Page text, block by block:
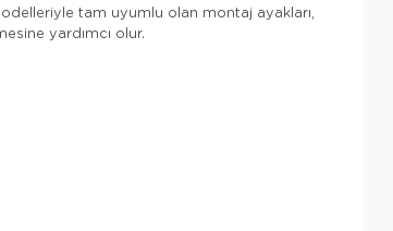
tam uyumlu olan montaj ayakları,
yardımcı olur.